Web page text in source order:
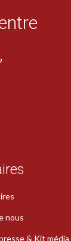
nous
& Kit média